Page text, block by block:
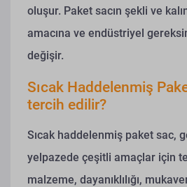
oluşur. Paket sacın şekli ve
amacına ve endüstriyel
değişir.
Sıcak Haddelenmiş
tercih edilir?
Sıcak haddelenmiş paket sac,
yelpazede çeşitli amaçlar için
malzeme, dayanıklılığı,